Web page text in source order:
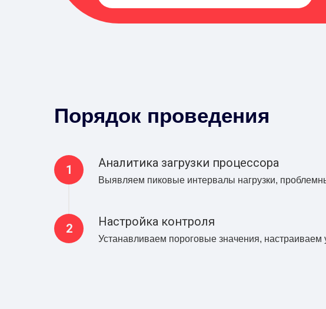
Порядок проведения
Аналитика загрузки процессора
Выявляем пиковые интервалы нагрузки,
Настройка контроля
Устанавливаем пороговые значения,